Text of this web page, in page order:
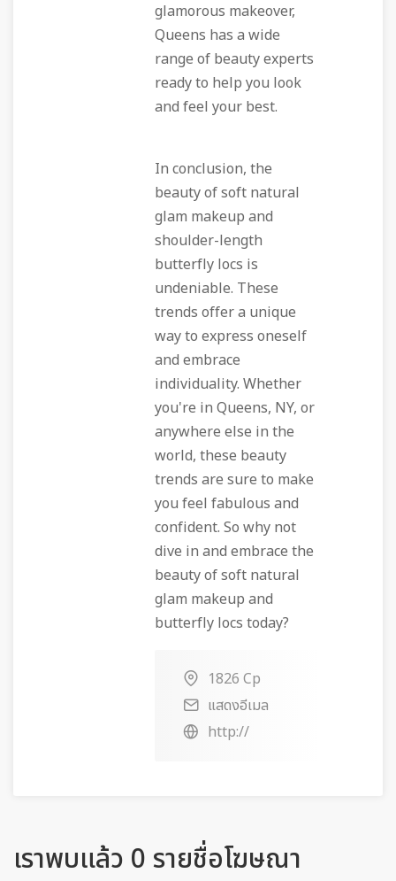
glamorous makeover,
Queens has a wide
range of beauty experts
ready to help you look
and feel your best.
In conclusion, the
beauty of soft natural
glam makeup and
shoulder-length
butterfly locs is
undeniable. These
trends offer a unique
way to express oneself
and embrace
individuality. Whether
you're in Queens, NY, or
anywhere else in the
world, these beauty
trends are sure to make
you feel fabulous and
confident. So why not
dive in and embrace the
beauty of soft natural
glam makeup and
butterfly locs today?
1826 Cp
แสดงอีเมล
http://
เราพบแล้ว 0 รายชื่อโฆษณา